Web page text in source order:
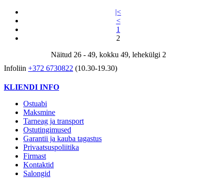
|<
<
1
2
Näitud 26 - 49, kokku 49, lehekülgi 2
Infoliin +372 6730822 (10.30-19.30)
KLIENDI INFO
Ostuabi
Maksmine
Tarneag ja transport
Ostutingimused
Garantii ja kauba tagastus
Privaatsuspoliitika
Firmast
Kontaktid
Salongid